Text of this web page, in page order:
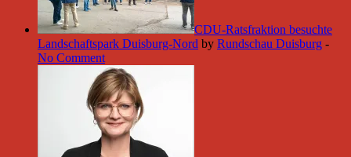
CDU-Ratsfraktion besuchte
Landschaftspark Duisburg-Nord by Rundschau Duisburg -
No Comment